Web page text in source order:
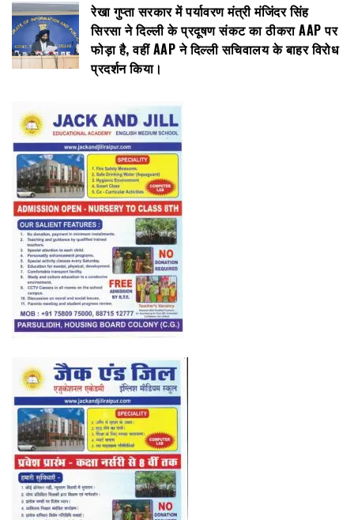
रेखा गुप्ता सरकार में पर्यावरण मंत्री मंजिंदर सिंह
सिरसा ने दिल्ली के प्रदूषण संकट का ठीकरा AAP पर
फोड़ा है, वहीं AAP ने दिल्ली सचिवालय के बाहर विरोध
प्रदर्शन किया।